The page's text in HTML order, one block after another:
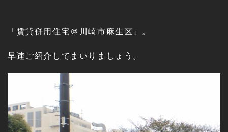
「賃貸併用住宅＠川崎市麻生区」。
早速ご紹介してまいりましょう。